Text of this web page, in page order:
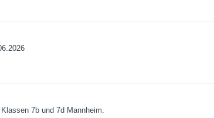
7b und 7d Mannheim.